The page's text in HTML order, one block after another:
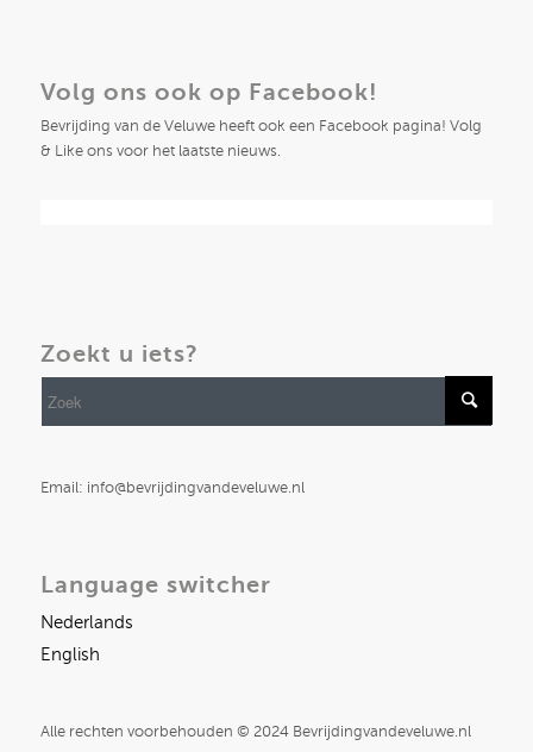
Volg ons ook op Facebook!
Bevrijding van de Veluwe heeft ook een Facebook pagina! Volg
& Like ons voor het laatste nieuws.
Zoekt u iets?
Email: info@bevrijdingvandeveluwe.nl
Language switcher
Nederlands
English
Alle rechten voorbehouden © 2024 Bevrijdingvandeveluwe.nl